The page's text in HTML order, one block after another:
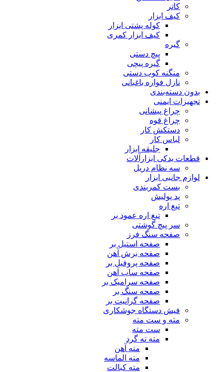
کاتر
کیف ابزار
کوله پشتی ابزار
کیف ابزار کمری
گیره
پیچ دستی
گیره پیچی
منگنه کوب دستی
نازل فواره باغبانی
بدون دسته‌بندی
تجهیزات ایمنی
چراغ پیشانی
چراغ قوه
دستکش کار
لباس کار
جلیقه ابزار
قطعات یدکی ابزارآلات
سه نظام دریل
لوازم جانبی ابزار
بست کمربندی
پد پولیش
تیغ اره
تیغ اره عمود بر
سر پیچ گوشتی
صفحه سنگ فرز
صفحه استیل بر
صفحه برش آهن
صفحه پروفیل بر
صفحه ساب آهن
صفحه سرامیک بر
صفحه سنگ بر
صفحه گرانیت بر
فیش دستگاه جوشکاری
مته و ست مته
ست مته
مته ته گرد
مته آهن
مته الماسه
مته کبالت